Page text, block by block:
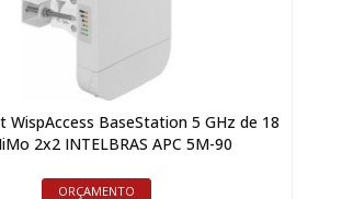
WispAccess BaseStation 5 GHz de 18
2x2 INTELBRAS APC 5M-90
ORÇAMENTO